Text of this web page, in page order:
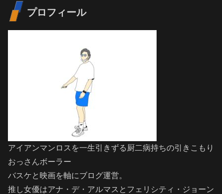
プロフィール
アイアンマンロスを一生引きずる厨二病持ちの引きこもり
おっさんボーラー
バスケと映画を軸にブログ運営。
推し女優はアナ・デ・アルマスとフェリシティ・ジョーン